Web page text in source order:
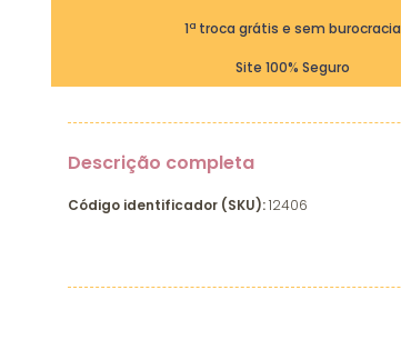
1ª troca grátis e sem burocracia
Site 100% Seguro
Descrição completa
Código identificador (SKU):12406